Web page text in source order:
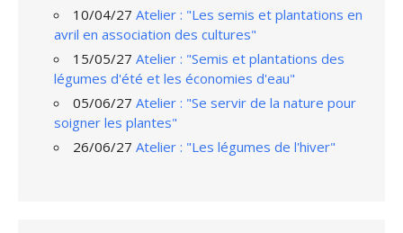
10/04/27 Atelier : "Les semis et plantations en
avril en association des cultures"
15/05/27 Atelier : "Semis et plantations des
légumes d'été et les économies d'eau"
05/06/27 Atelier : "Se servir de la nature pour
soigner les plantes"
26/06/27 Atelier : "Les légumes de l'hiver"